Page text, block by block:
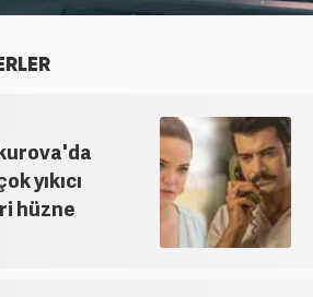
yıkıcı
hüzne